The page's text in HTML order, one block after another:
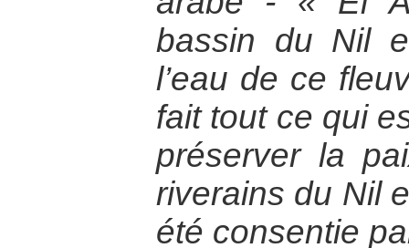
bassin du Nil
l’eau de ce
fait tout ce qui
préserver la
riverains du Nil
été consentie